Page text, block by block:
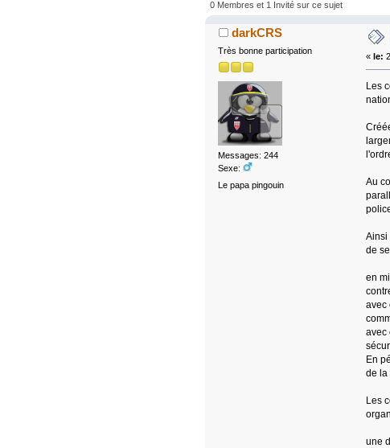
0 Membres et 1 Invité sur ce sujet
darkCRS
Très bonne participation
Messages: 244
Sexe:
Le papa pingouin
« le:
Les
Au
Ainsi
de
en
avec
avec
En
de la
Les
une